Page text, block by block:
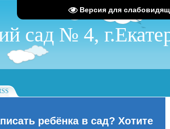
Версия для
сад № 4,
ребёнка в сад? Хотите